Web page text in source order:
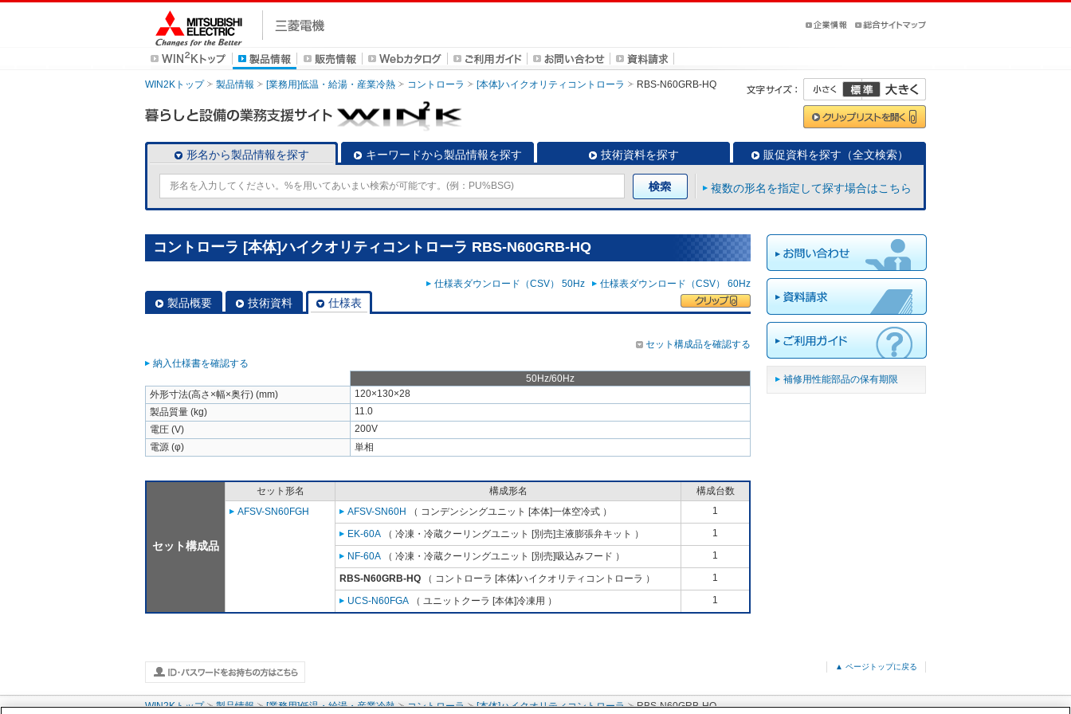
WIN2Kトップ 製品情報 [業務用]低温・給湯・産業冷熱 コントローラ [本体]ハイクオリティコントローラ RBS-N60GRB-HQ
形名から製品情報を探す キーワードから製品情報を探す 技術資料を探す 販促資料を探す（全文検索）
複数の形名を指定して探す場合はこちら
コントローラ [本体]ハイクオリティコントローラ RBS-N60GRB-HQ
仕様表ダウンロード（CSV） 50Hz 仕様表ダウンロード（CSV） 60Hz
製品概要 技術資料 仕様表
セット構成品を確認する
納入仕様書を確認する
50Hz/60Hz
外形寸法(高さ×幅×奥行) (mm)
120×130×28
製品質量 (kg)
11.0
電圧 (V)
200V
電源 (φ)
単相
セット構成品
セット形名 構成形名
構成台数
AFSV-SN60FGH
AFSV-SN60H （ コンデンシングユニット [本体]一体空冷式 ） 1
EK-60A （ 冷凍・冷蔵クーリングユニット [別売]主液膨張弁キット ） 1
NF-60A （ 冷凍・冷蔵クーリングユニット [別売]吸込みフード ） 1
RBS-N60GRB-HQ （ コントローラ [本体]ハイクオリティコントローラ ） 1
UCS-N60FGA （ ユニットクーラ [本体]冷凍用 ） 1
補修用性能部品の保有期限
▲ ページトップに戻る
WIN2Kトップ 製品情報 [業務用]低温・給湯・産業冷熱 コントローラ [本体]ハイクオリティコントローラ RBS-N60GRB-HQ